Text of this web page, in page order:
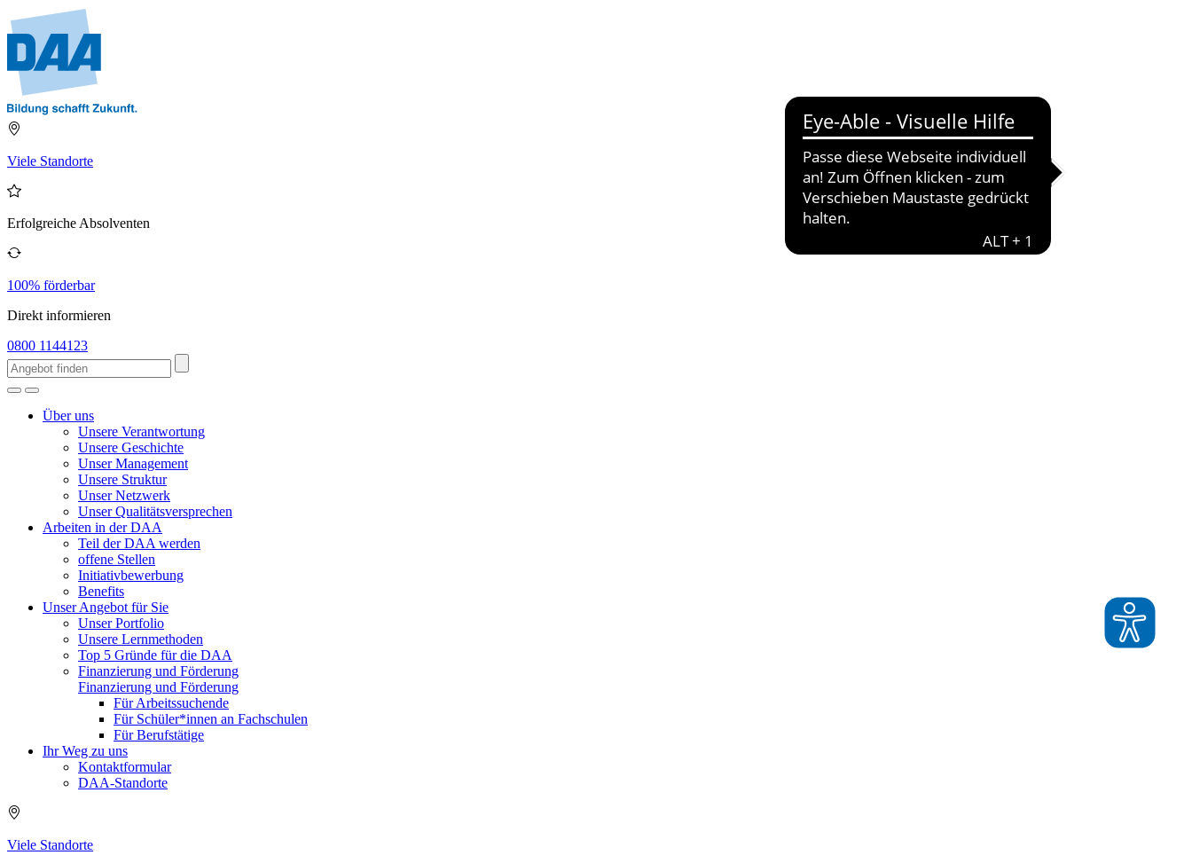
Viele Standorte
Erfolgreiche Absolventen
100% förderbar
Direkt informieren
0800 1144123
Über uns
Unsere Verantwortung
Unsere Geschichte
Unser Management
Unsere Struktur
Unser Netzwerk
Unser Qualitätsversprechen
Arbeiten in der DAA
Teil der DAA werden
offene Stellen
Initiativbewerbung
Benefits
Unser Angebot für Sie
Unser Portfolio
Unsere Lernmethoden
Top 5 Gründe für die DAA
Finanzierung und Förderung
Finanzierung und Förderung
Für Arbeitssuchende
Für Schüler*innen an Fachschulen
Für Berufstätige
Ihr Weg zu uns
Kontaktformular
DAA-Standorte
Viele Standorte